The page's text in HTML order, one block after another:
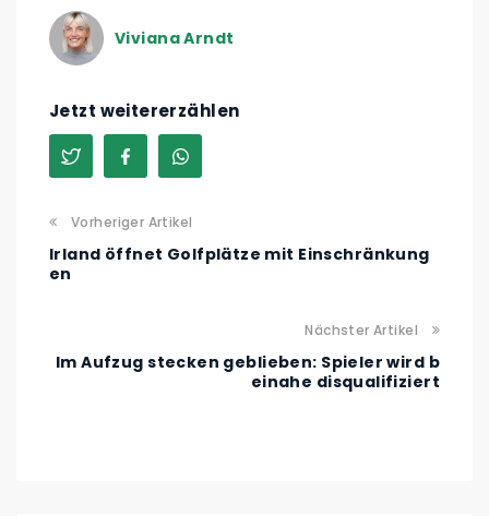
Viviana Arndt
Jetzt weitererzählen
Vorheriger Artikel
Irland öffnet Golfplätze mit Einschränkung
en
Nächster Artikel
Im Aufzug stecken geblieben: Spieler wird b
einahe disqualifiziert